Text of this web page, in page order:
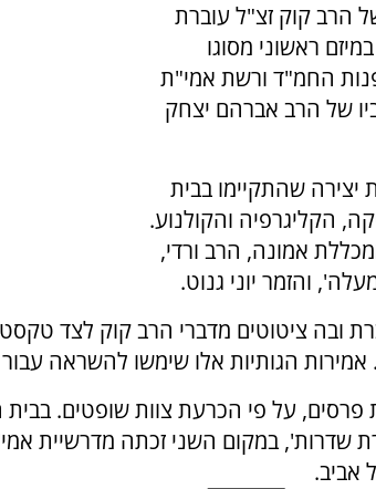
הרב קוק זצ"ל עוברת
ראשוני מסוגו
ואולפנות החמ"ד ורשת אמי"ת
של הרב אברהם יצחק
שהתקיימו בבית
הקליגרפיה והקולנוע.
אמונה, הרב ורדי,
והזמר יוני גנוט.
ובה ציטוטים מדברי הרב קוק לצד
הגותיות אלו שימשו להשראה
על פי הכרעת צוות שופטים. בבית
שדרות', במקום השני זכתה מדרשיית
אביב.